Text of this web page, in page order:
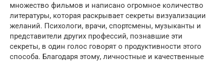
множество фильмов и написано огромное количество
литературы, которая раскрывает секреты визуализации
желаний. Психологи, врачи, спортсмены, музыканты и
представители других профессий, познавшие эти
секреты, в один голос говорят о продуктивности этого
способа. Благодаря этому, личностные и качественные